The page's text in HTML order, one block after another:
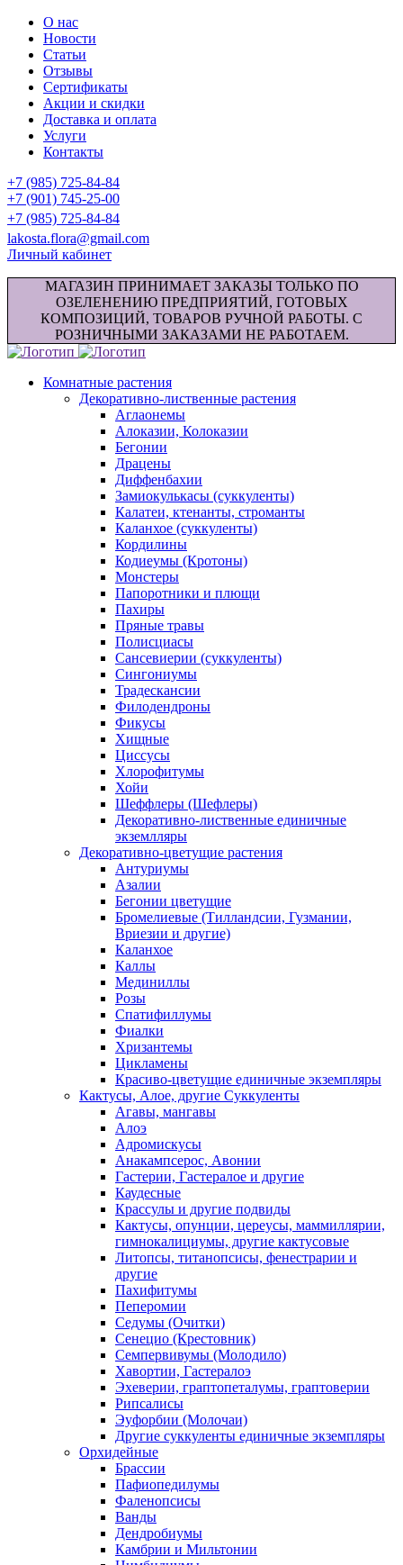
О нас
Новости
Статьи
Отзывы
Сертификаты
Акции и скидки
Доставка и оплата
Услуги
Контакты
+7 (985) 725-84-84
+7 (901) 745-25-00
+7 (985) 725-84-84
lakosta.flora@gmail.com
Личный кабинет
МАГАЗИН ПРИНИМАЕТ ЗАКАЗЫ ТОЛЬКО ПО
ОЗЕЛЕНЕНИЮ ПРЕДПРИЯТИЙ, ГОТОВЫХ
КОМПОЗИЦИЙ, ТОВАРОВ РУЧНОЙ РАБОТЫ. С
РОЗНИЧНЫМИ ЗАКАЗАМИ НЕ РАБОТАЕМ.
Комнатные растения
Декоративно-лиственные растения
Аглаонемы
Алоказии, Колоказии
Бегонии
Драцены
Диффенбахии
Замиокулькасы (суккуленты)
Калатеи, ктенанты, строманты
Каланхое (суккуленты)
Кордилины
Кодиеумы (Кротоны)
Монстеры
Папоротники и плющи
Пахиры
Пряные травы
Полисциасы
Сансевиерии (суккуленты)
Сингониумы
Традескансии
Филодендроны
Фикусы
Хищные
Циссусы
Хлорофитумы
Хойи
Шеффлеры (Шефлеры)
Декоративно-лиственные единичные
экземлляры
Декоративно-цветущие растения
Антуриумы
Азалии
Бегонии цветущие
Бромелиевые (Тилландсии, Гузмании,
Вриезии и другие)
Каланхое
Каллы
Мединиллы
Розы
Спатифиллумы
Фиалки
Хризантемы
Цикламены
Красиво-цветущие единичные экземпляры
Кактусы, Алое, другие Суккуленты
Агавы, мангавы
Алоэ
Адромискусы
Анакампсерос, Авонии
Гастерии, Гастералое и другие
Каудесные
Крассулы и другие подвиды
Кактусы, опунции, цереусы, маммиллярии,
гимнокалициумы, другие кактусовые
Литопсы, титанопсисы, фенестрарии и
другие
Пахифитумы
Пеперомии
Седумы (Очитки)
Сенецио (Крестовник)
Семпервивумы (Молодило)
Хавортии, Гастералоэ
Эхеверии, граптопеталумы, граптоверии
Рипсалисы
Эуфорбии (Молочаи)
Другие суккуленты единичные экземпляры
Орхидейные
Брассии
Пафиопедилумы
Фаленопсисы
Ванды
Дендробиумы
Камбрии и Мильтонии